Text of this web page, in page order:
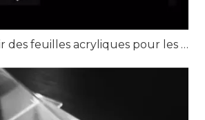
Comment choisir des feuilles acryliques pour les projets d'affichage au détail